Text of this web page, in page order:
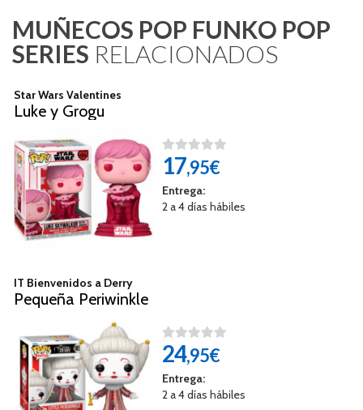
MUÑECOS POP FUNKO POP
SERIES RELACIONADOS
Star Wars Valentines
Luke y Grogu
17,95€
Entrega:
2 a 4 días hábiles
IT Bienvenidos a Derry
Pequeña Periwinkle
24,95€
Entrega:
2 a 4 días hábiles